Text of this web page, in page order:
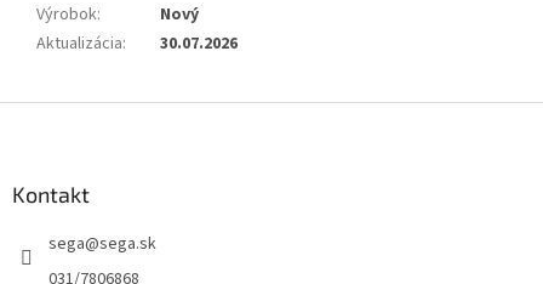
Výrobok:
Nový
Aktualizácia: 30.07.2026
Kontakt
sega@sega.sk